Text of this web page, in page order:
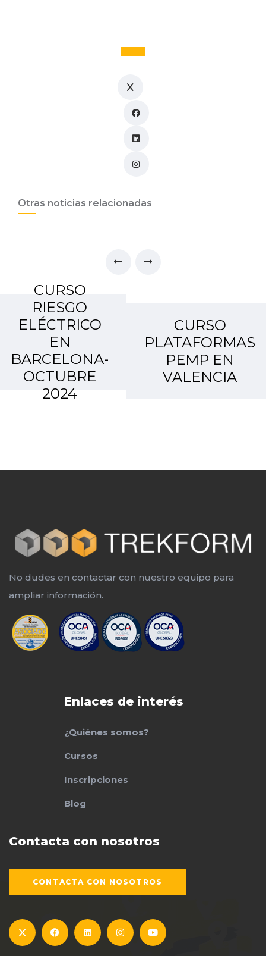
Otras noticias relacionadas
CURSO
RIESGO
ELÉCTRICO
EN
BARCELONA-
OCTUBRE
2024
CURSO
PLATAFORMAS
PEMP EN
VALENCIA
No dudes en contactar con nuestro equipo para
ampliar información.
Enlaces de interés
¿Quiénes somos?
Cursos
Inscripciones
Blog
Contacta con nosotros
CONTACTA CON NOSOTROS